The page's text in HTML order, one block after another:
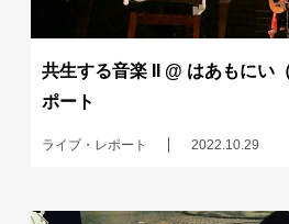
共生する音楽 II @ はあもにい
ポート
ライブ・レポート 2022.10.29